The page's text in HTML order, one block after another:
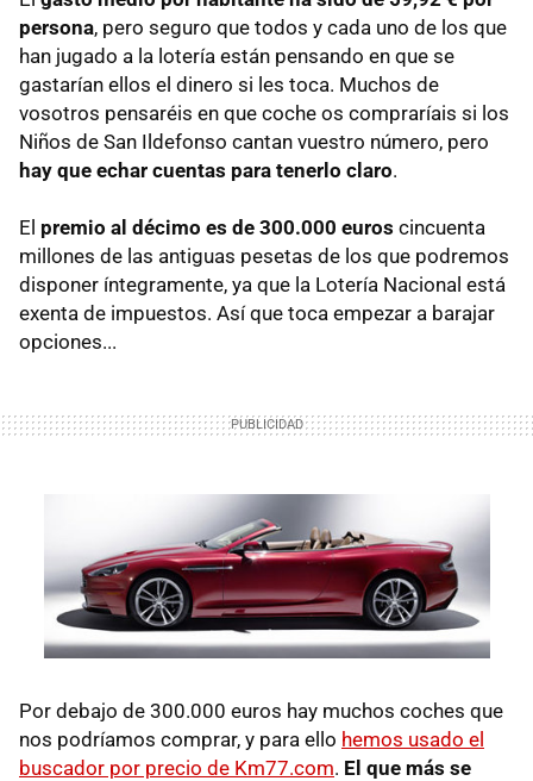
persona, pero seguro que todos y cada uno de los que
han jugado a la lotería están pensando en que se
gastarían ellos el dinero si les toca. Muchos de
vosotros pensaréis en que coche os compraríais si los
Niños de San Ildefonso cantan vuestro número, pero
hay que echar cuentas para tenerlo claro.
El premio al décimo es de 300.000 euros cincuenta
millones de las antiguas pesetas de los que podremos
disponer íntegramente, ya que la Lotería Nacional está
exenta de impuestos. Así que toca empezar a barajar
opciones...
Por debajo de 300.000 euros hay muchos coches que
nos podríamos comprar, y para ello hemos usado el
buscador por precio de Km77.com. El que más se